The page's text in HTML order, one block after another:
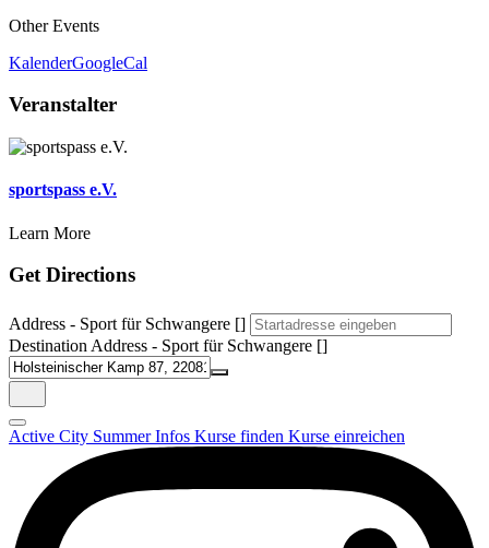
Other Events
KalenderGoogleCal
Veranstalter
sportspass e.V.
Learn More
Get Directions
Address - Sport für Schwangere []
Destination Address - Sport für Schwangere []
Active City SummerInfos Kurse finden Kurse einreichen